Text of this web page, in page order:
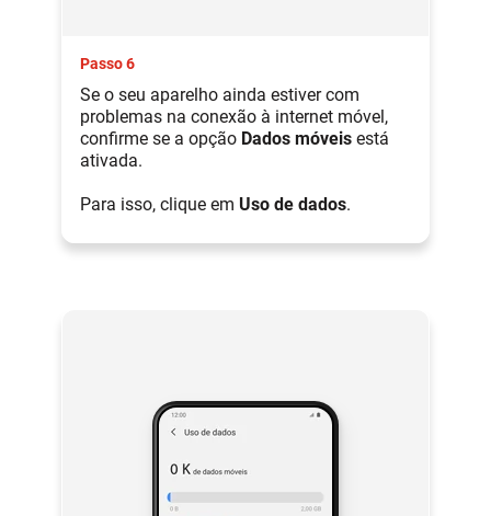
Passo 6
Se o seu aparelho ainda estiver com
problemas na conexão à internet móvel,
confirme se a opção Dados móveis está
ativada.
Para isso, clique em Uso de dados.